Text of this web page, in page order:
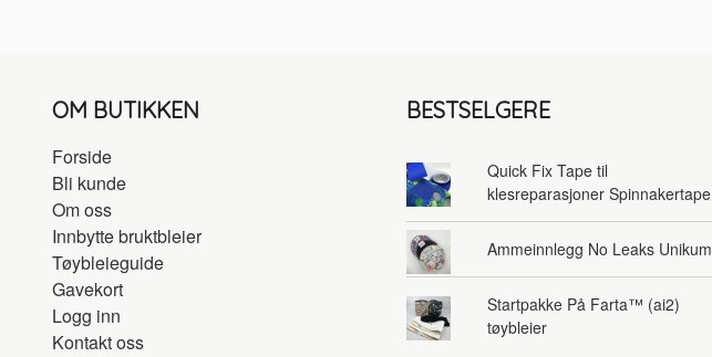
OM BUTIKKEN
Forside
Bli kunde
Om oss
Innbytte bruktbleier
Tøybleieguide
Gavekort
Logg inn
Kontakt oss
BESTSELGERE
Quick Fix Tape til
klesreparasjoner Spinnakertape
Ammeinnlegg No Leaks Unikum
Startpakke På Farta™ (ai2)
tøybleier